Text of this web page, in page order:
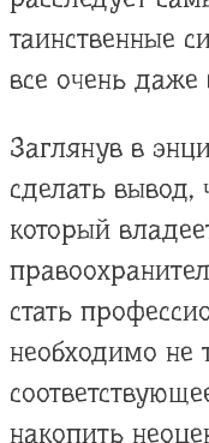
таинственные
все очень даже
Заглянув в
сделать вывод,
который
стать
необходимо не
накопить